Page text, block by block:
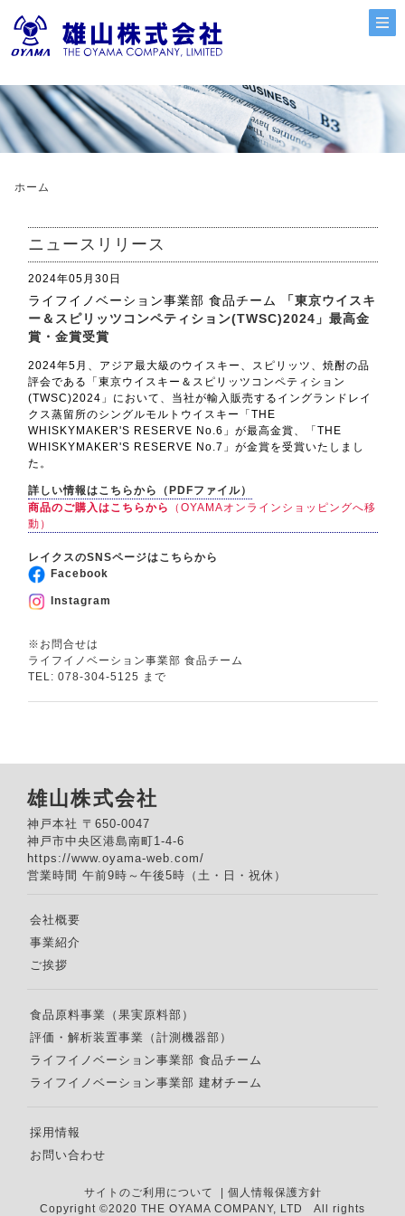
ホーム
ニュースリリース
2024年05月30日
ライフイノベーション事業部 食品チーム
「東京ウイスキ
ー＆スピリッツコンペティション(TWSC)2024」最高金
賞・金賞受賞
2024年5月、アジア最大級のウイスキー、スピリッツ、焼酎の品
評会である「東京ウイスキー＆スピリッツコンペティション
(TWSC)2024」において、当社が輸入販売するイングランドレイ
クス蒸留所のシングルモルトウイスキー「THE
WHISKYMAKER'S RESERVE No.6」が最高金賞、「THE
WHISKYMAKER'S RESERVE No.7」が金賞を受賞いたしまし
た。
詳しい情報はこちらから（PDFファイル）
商品のご購入はこちらから
（OYAMAオンラインショッピングへ移
動）
レイクスのSNSページはこちらから
Facebook
Instagram
※お問合せは
ライフイノベーション事業部 食品チーム
TEL: 078-304-5125 まで
雄山株式会社
神戸本社 〒650-0047
神戸市中央区港島南町1-4-6
https://www.oyama-web.com/
営業時間 午前9時～午後5時（土・日・祝休）
会社概要
事業紹介
ご挨拶
食品原料事業（果実原料部）
評価・解析装置事業（計測機器部）
ライフイノベーション事業部 食品チーム
ライフイノベーション事業部 建材チーム
採用情報
お問い合わせ
サイトのご利用について | 個人情報保護方針
Copyright ©2020 THE OYAMA COMPANY, LTD All rights